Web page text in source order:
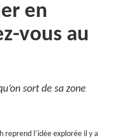
en
vous au
sort de sa zone
reprend l’idée explorée il y a